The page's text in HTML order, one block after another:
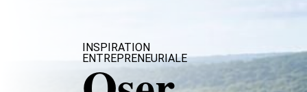
INSPIRATION
ENTREPRENEURIALE